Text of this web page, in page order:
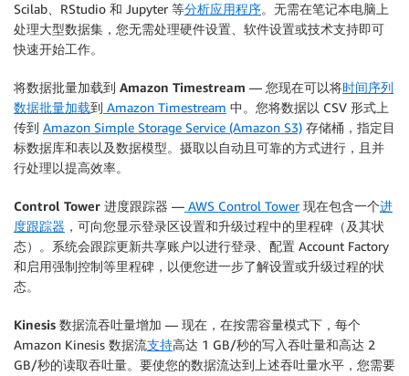
Scilab、RStudio 和 Jupyter 等分析应用程序。无需在笔记本电脑上
处理大型数据集，您无需处理硬件设置、软件设置或技术支持即可
快速开始工作。
将数据批量加载到 Amazon Timestream — 您现在可以将时间序列
数据批量加载到 Amazon Timestream 中。您将数据以 CSV 形式上
传到 Amazon Simple Storage Service (Amazon S3) 存储桶，指定目
标数据库和表以及数据模型。摄取以自动且可靠的方式进行，且并
行处理以提高效率。
Control Tower 进度跟踪器 — AWS Control Tower现在包含一个进
度跟踪器 ，可向您显示登录区设置和升级过程中的里程碑（及其状
态）。系统会跟踪更新共享账户以进行登录、配置 Account Factory
和启用强制控制等里程碑，以便您进一步了解设置或升级过程的状
态。
Kinesis 数据流吞吐量增加 — 现在，在按需容量模式下，每个
Amazon Kinesis 数据流支持高达 1 GB/秒的写入吞吐量和高达 2
GB/秒的读取吞吐量。要使您的数据流达到上述吞吐量水平，您需要